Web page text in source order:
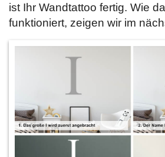
ist Ihr Wandtattoo fertig. Wie
funktioniert, zeigen wir im